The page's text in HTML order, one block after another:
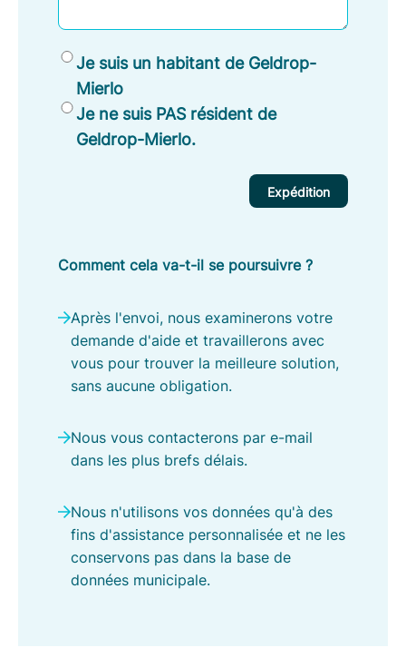
R
s
e
e
e
Je suis un habitant de Geldrop-
Mierlo
Je ne suis PAS résident de
Geldrop-Mierlo.
Comment cela va-t-il se poursuivre ?
Après l'envoi, nous examinerons votre
demande d'aide et travaillerons avec
vous pour trouver la meilleure solution,
sans aucune obligation.
Nous vous contacterons par e-mail
dans les plus brefs délais.
Nous n'utilisons vos données qu'à des
fins d'assistance personnalisée et ne les
conservons pas dans la base de
données municipale.